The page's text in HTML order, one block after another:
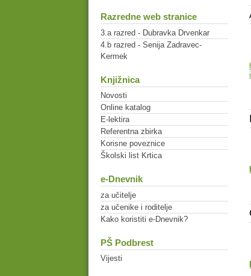
Razredne web stranice
3.a razred - Dubravka Drvenkar
4.b razred - Senija Zadravec-
Kermek
Knjižnica
Novosti
Online katalog
E-lektira
Referentna zbirka
Korisne poveznice
Školski list Krtica
e-Dnevnik
za učitelje
za učenike i roditelje
Kako koristiti e-Dnevnik?
PŠ Podbrest
Vijesti